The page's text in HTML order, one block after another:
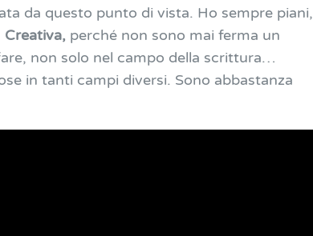
da questo punto di vista. Ho sempre piani,
Creativa, perché non sono mai ferma un
non solo nel campo della scrittura…
in tanti campi diversi. Sono abbastanza